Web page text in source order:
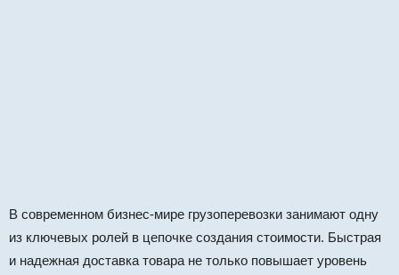
В современном бизнес-мире грузоперевозки занимают одну
из ключевых ролей в цепочке создания стоимости. Быстрая
и надежная доставка товара не только повышает уровень